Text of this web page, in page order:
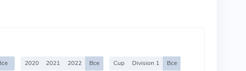
2020 2021 2022 Все Cup Division 1 Все